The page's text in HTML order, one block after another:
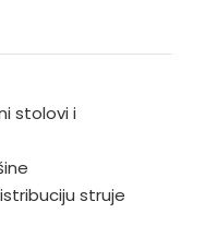
stolovi i
struje